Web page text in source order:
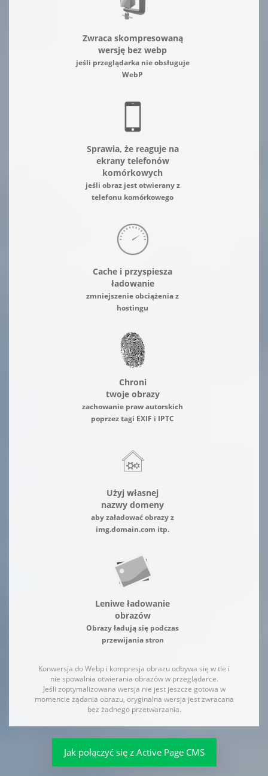
Zwraca skompresowaną
wersję bez webp
jeśli przeglądarka nie obsługuje
WebP
Sprawia, że reaguje na
ekrany telefonów
komórkowych
jeśli obraz jest otwierany z
telefonu komórkowego
Cache i przyspiesza
ładowanie
zmniejszenie obciążenia z
hostingu
Chroni
twoje obrazy
zachowanie praw autorskich
poprzez tagi EXIF i IPTC
Użyj własnej
nazwy domeny
aby załadować obrazy z
img.domain.com itp.
Leniwe ładowanie
obrazów
Obrazy ładują się podczas
przewijania stron
Konwersja do Webp i kompresja obrazu odbywa się w tle i
nie spowalnia otwierania obrazów w przeglądarce.
Jeśli zoptymalizowana wersja nie jest jeszcze gotowa w
momencie żądania obrazu, oryginalna wersja jest zwracana
bez żadnego przetwarzania.
Jak połączyć się z Active Page CMS